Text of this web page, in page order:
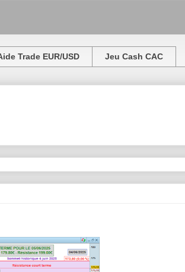
Trade EUR/USD Jeu Cash CAC